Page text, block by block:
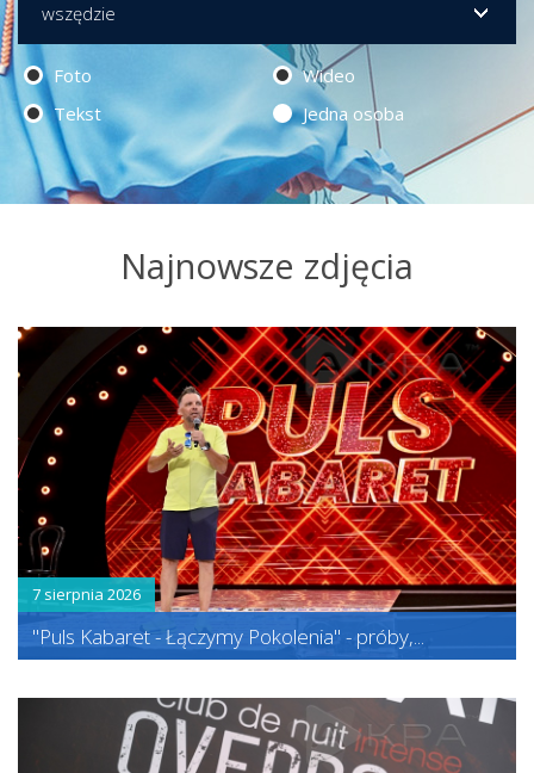
Foto
Wideo
Tekst
Jedna osoba
Najnowsze zdjęcia
7 sierpnia 2026
"Puls Kabaret - Łączymy Pokolenia" - próby,...